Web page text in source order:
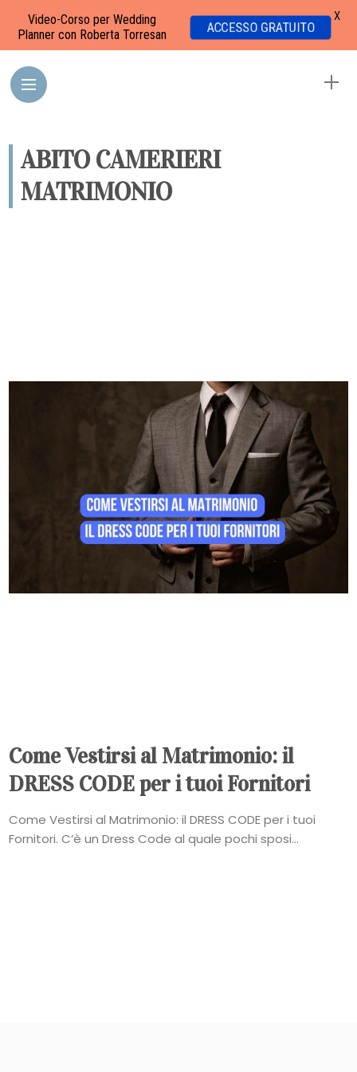
ABITO CAMERIERI
MATRIMONIO
Come Vestirsi al Matrimonio: il
DRESS CODE per i tuoi Fornitori
Come Vestirsi al Matrimonio: il DRESS CODE per i tuoi
Fornitori. C’è un Dress Code al quale pochi sposi...
Video-Corso per Wedding
Planner con Roberta Torresan
ACCESSO GRATUITO
X